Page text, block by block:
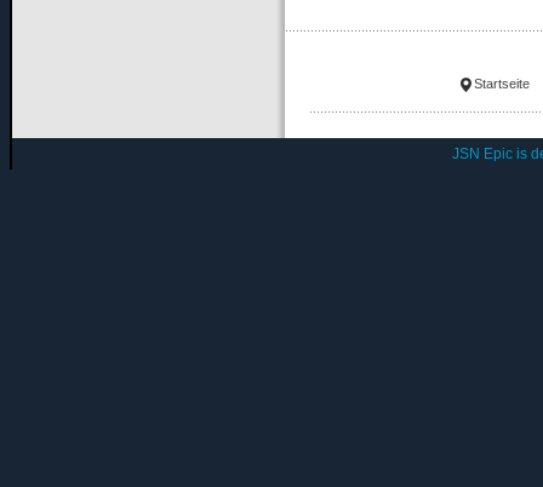
Startseite
JSN Epic is